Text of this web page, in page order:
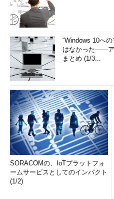
“Windows 10へ
はなかった――ア
まとめ (1/3...
SORACOMの、IoTプラットフォ
ームサービスとしてのインパクト
(1/2)